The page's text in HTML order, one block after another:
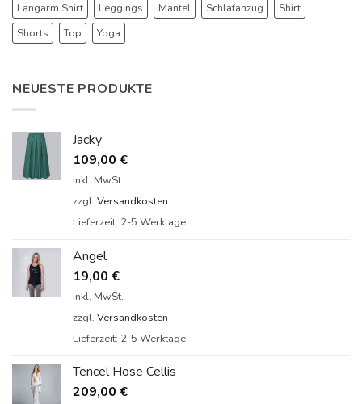
Langarm Shirt
Leggings Mantel Schlafanzug
Shirt
Shorts
Top Yoga
NEUESTE PRODUKTE
Jacky
109,00 €
inkl. MwSt.
zzgl. Versandkosten
Lieferzeit: 2-5 Werktage
Angel
19,00 €
inkl. MwSt.
zzgl. Versandkosten
Lieferzeit: 2-5 Werktage
Tencel Hose Cellis
209,00 €